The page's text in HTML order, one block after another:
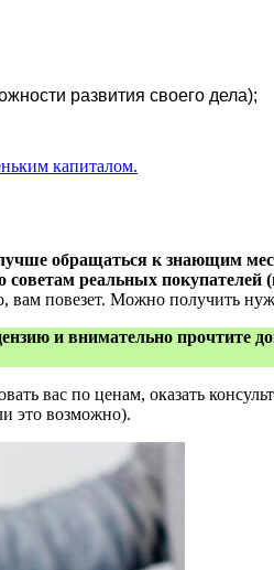
развития своего дела);
капиталом.
обращаться к знающим
советам реальных
повезет. Можно получить
и внимательно прочтите
вас по ценам, оказать
это возможно).